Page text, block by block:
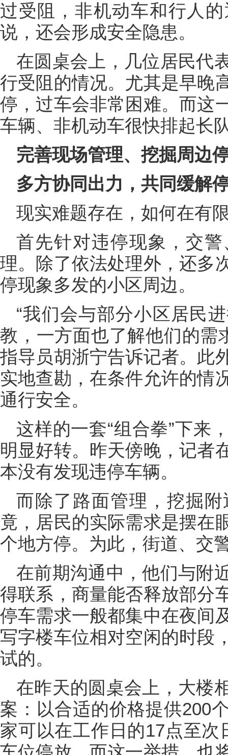
过受阻，非机动车和行人
说，还会形成安全隐患。
在圆桌会上，几位居民代
行受阻的情况。尤其是早晚
停，过车会非常困难。而这
车辆、非机动车很快排起长
完善现场管理、挖掘周边
多方协同出力，共同缓解
现实难题存在，如何在有
首先针对违停现象，交
理。除了依法处理外，还多
停现象多发的小区周边。
“我们会与部分小区居民
教，一方面也了解他们的需
指导员胡浙宁告诉记者。此
实地查勘，在条件允许的情
通行安全。
这样的一套“组合拳”下来
明显好转。昨天傍晚，记者
本没有发现违停车辆。
而除了路面管理，挖掘
竟，居民的实际需求是摆在
个地方停。为此，街道、交
在前期沟通中，他们与附
得联系，商量能否释放部分
停车需求一般都集中在夜间
写字楼车位相对空闲的时段
试的。
在昨天的圆桌会上，大楼
案：以合适的价格提供200
家可以在工作日的17点至